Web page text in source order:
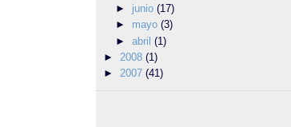
► junio (17)
► mayo (3)
► abril (1)
► 2008 (1)
► 2007 (41)